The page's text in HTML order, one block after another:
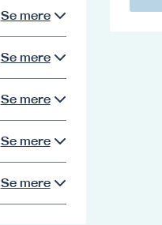
Se mere
Se mere
Se mere
Se mere
Se mere